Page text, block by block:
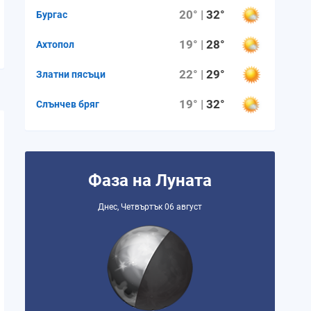
Бургас 20° |32°
Ахтопол 19° |28°
Златни пясъци 22° |29°
Слънчев бряг 19° |32°
Фаза на Луната
Днес, Четвъртък 06 август